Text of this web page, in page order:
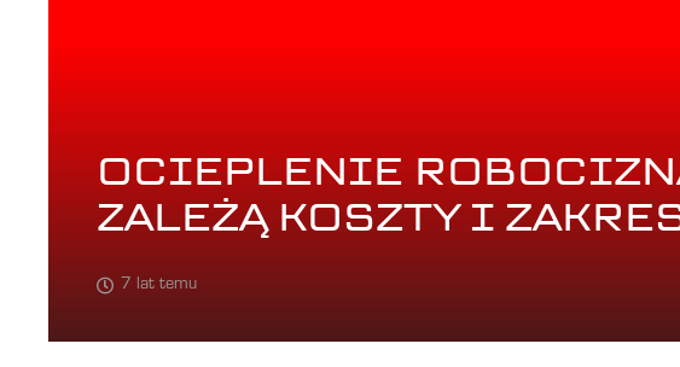
OCIEPLENIE
ZALEŻĄ KOSZTY I
7 lat temu